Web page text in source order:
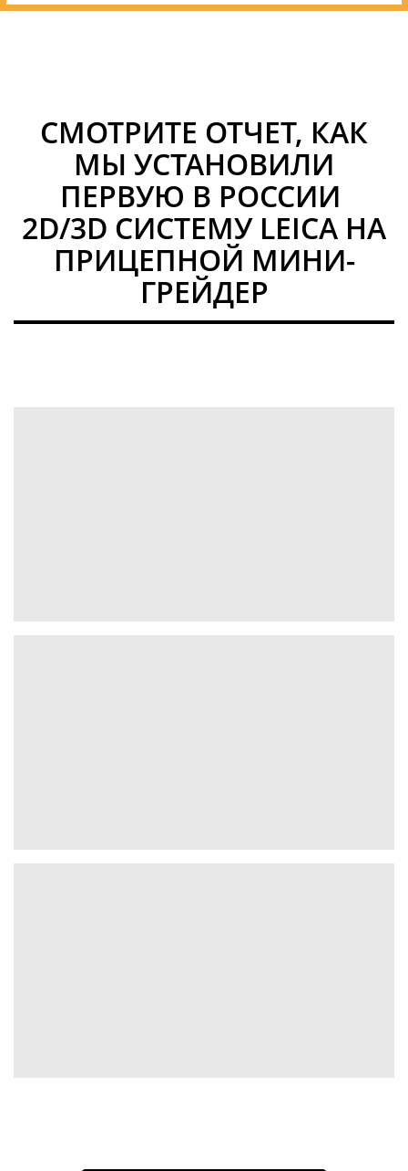
СМОТРИТЕ ОТЧЕТ, КАК
МЫ УСТАНОВИЛИ
ПЕРВУЮ В РОССИИ
2D/3D СИСТЕМУ LEICA НА
ПРИЦЕПНОЙ МИНИ-
ГРЕЙДЕР